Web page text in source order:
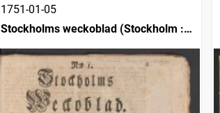
1751-01-05
Stockholms weckoblad (Stockholm :
1745)